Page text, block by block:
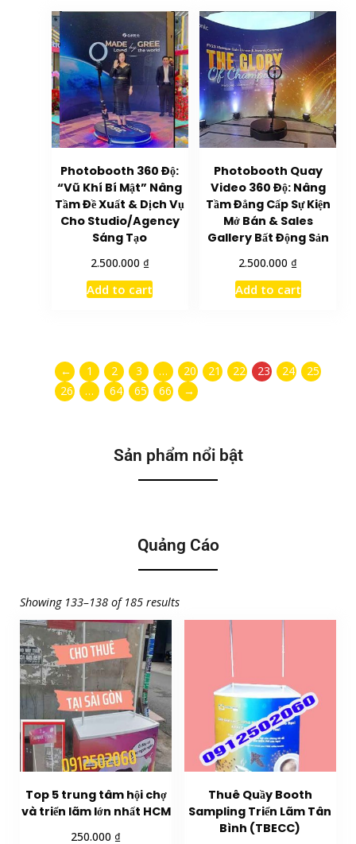
Photobooth 360 Độ:
“Vũ Khí Bí Mật” Nâng
Tầm Đề Xuất & Dịch Vụ
Cho Studio/Agency
Sáng Tạo
2.500.000 ₫
Add to cart
Photobooth Quay
Video 360 Độ: Nâng
Tầm Đẳng Cấp Sự Kiện
Mở Bán & Sales
Gallery Bất Động Sản
2.500.000 ₫
Add to cart
← 1 2 3 … 20 21 22 23 24
25
26
… 64 65 66 →
Sản phẩm nổi bật
Quảng Cáo
Showing 133–138 of 185 results
Top 5 trung tâm hội chợ
và triển lãm lớn nhất HCM
250.000 ₫
Thuê Quầy Booth
Sampling Triển Lãm Tân
Bình (TBECC)